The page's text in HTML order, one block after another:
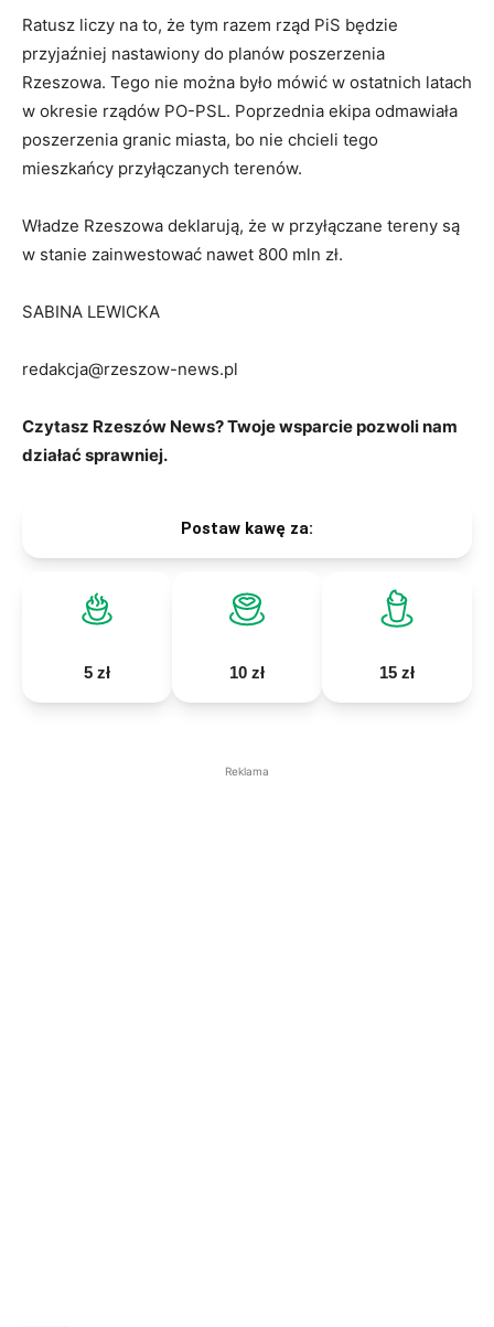
Ratusz liczy na to, że tym razem rząd PiS będzie
przyjaźniej nastawiony do planów poszerzenia
Rzeszowa. Tego nie można było mówić w ostatnich latach
w okresie rządów PO-PSL. Poprzednia ekipa odmawiała
poszerzenia granic miasta, bo nie chcieli tego
mieszkańcy przyłączanych terenów.
Władze Rzeszowa deklarują, że w przyłączane tereny są
w stanie zainwestować nawet 800 mln zł.
SABINA LEWICKA
redakcja@rzeszow-news.pl
Czytasz Rzeszów News? Twoje wsparcie pozwoli nam
działać sprawniej.
Postaw kawę za:
5 zł 10 zł 15 zł
Reklama